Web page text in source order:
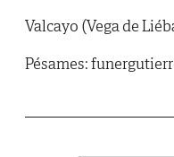
Valcayo (Vega de
Pésames: